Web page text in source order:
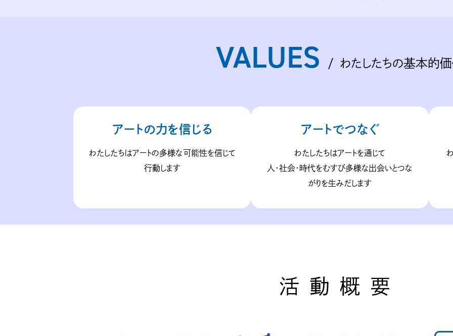
VALUES わたしたちの基本的
アートの力を信じる
わたしたちはアートの多様な可能性を信じて
行動します
アートでつなぐ
わたしたちはアートを通じて
人・社会・時代をむすび多様な出会いとつな
がりを生みだします
活動概要